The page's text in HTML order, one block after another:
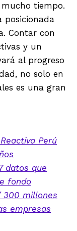
tiempo.
posicionada
Contar con
y un
al progreso
no solo en
es una gran
Perú
datos que
fondo
300 millones
empresas